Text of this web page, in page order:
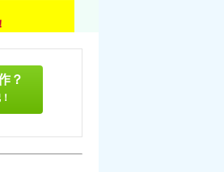
？